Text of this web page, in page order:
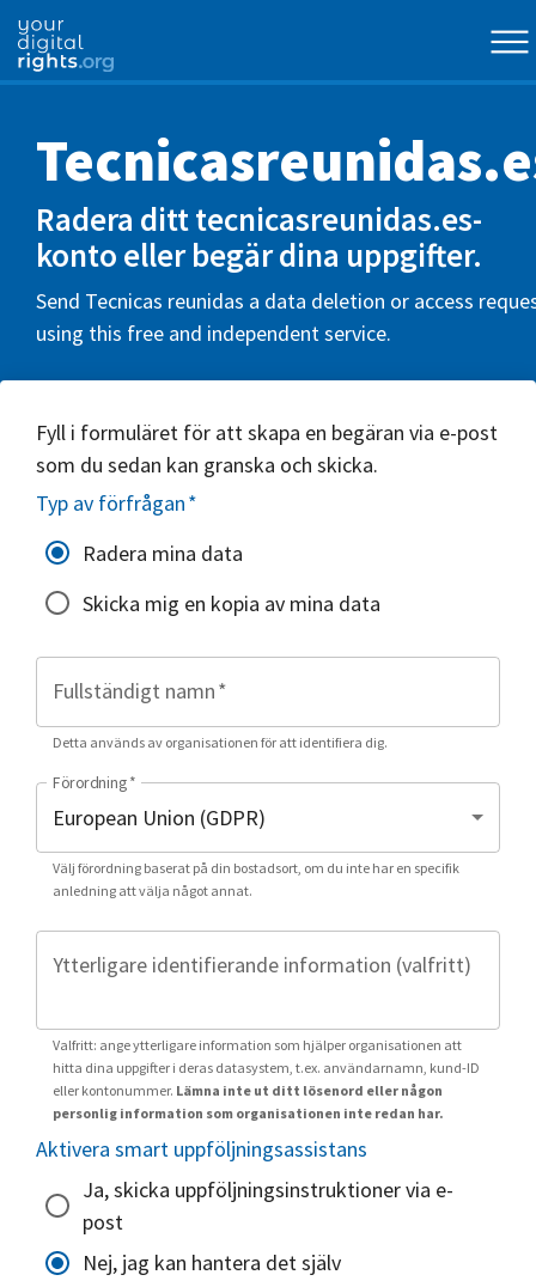
Radera ditt tecnicasreunidas.es-
konto eller begär dina uppgifter.
Send Tecnicas reunidas a data deletion or access
using this free and independent service.
Fyll i formuläret för att skapa en begäran via e-post
som du sedan kan granska och skicka.
Typ av förfrågan*
Radera mina data
Skicka mig en kopia av mina data
Fullständigt namn*
Detta används av organisationen för att identifiera dig.
Förordning*
Välj förordning baserat på din bostadsort, om du inte har en specifik
anledning att välja något annat.
Ytterligare identifierande information (valfritt)
Valfritt: ange ytterligare information som hjälper organisationen att
hitta dina uppgifter i deras datasystem, t.ex. användarnamn, kund-ID
eller kontonummer. Lämna inte ut ditt lösenord eller någon
personlig information som organisationen inte redan har.
Aktivera smart uppföljningsassistans
Ja, skicka uppföljningsinstruktioner via e-
post
Nej, jag kan hantera det själv